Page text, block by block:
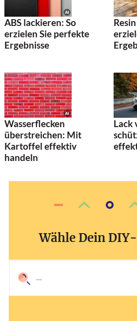
ABS lackieren: So
erzielen Sie perfekte
Ergebnisse
Wasserflecken
überstreichen: Mit
Kartoffel effektiv
handeln
Lack
Wähle Dein